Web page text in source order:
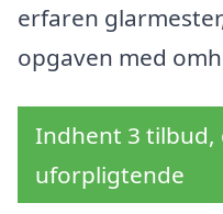
erfaren
opgaven med
Indhent 3 tilbud,
uforpligtende